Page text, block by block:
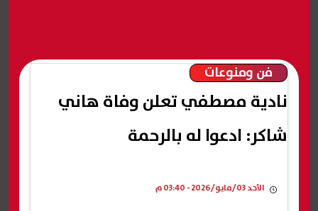
فن ومنوعات
نادية مصطفي تعلن وفاة هاني
شاكر: ادعوا له بالرحمة
الأحد 03/مايو/2026 - 03:40 م